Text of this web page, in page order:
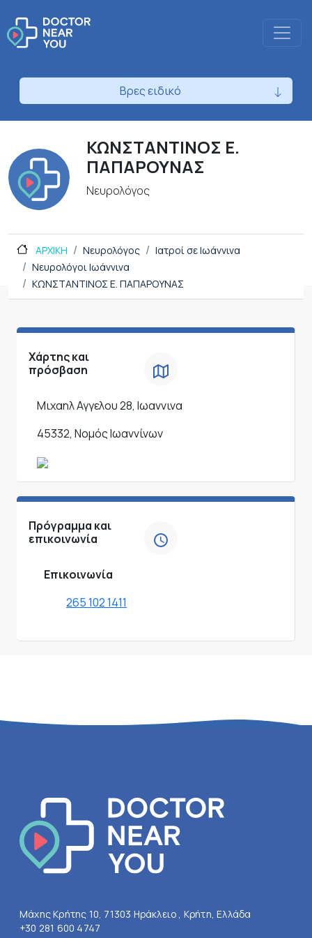
Βρες ειδικό
ΚΩΝΣΤΑΝΤΙΝΟΣ Ε.
ΠΑΠΑΡΟΥΝΑΣ
Νευρολόγος
ΑΡΧΙΚΗ Νευρολόγος
Ιατροί σε Ιωάννινα
Νευρολόγοι Ιωάννινα
ΚΩΝΣΤΑΝΤΙΝΟΣ Ε. ΠΑΠΑΡΟΥΝΑΣ
Χάρτης και
πρόσβαση
Μιχαηλ Αγγελου 28, Ιωαννινα
45332, Νομός Ιωαννίνων
Πρόγραμμα και
επικοινωνία
Επικοινωνία
265 102 1411
Μάχης Κρήτης 10, 71303 Ηράκλειο , Κρήτη, Ελλάδα
+30 281 600 4747